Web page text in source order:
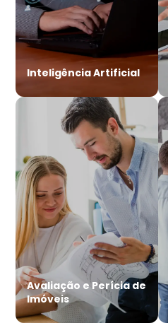
Inteligência Artificial
Avaliação e Perícia de
Imóveis